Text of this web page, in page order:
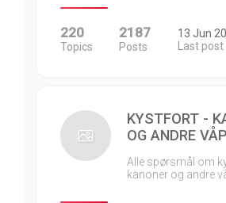
220
Topics
2187
Posts
13 Jun
Last post
KYSTFORT -
OG ANDRE
Alle spørsmål om
kanoner og andre